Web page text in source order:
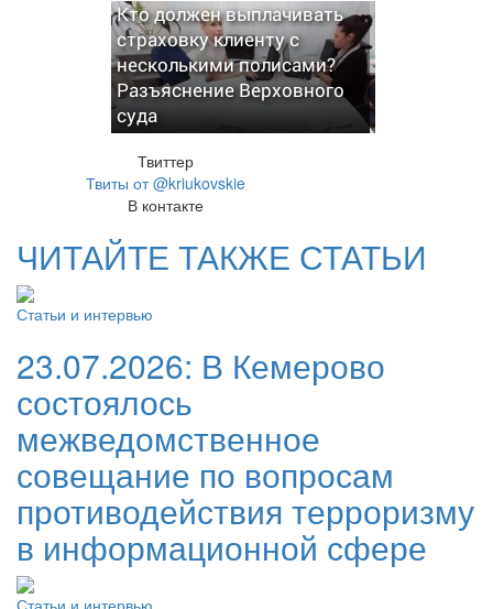
Кто должен выплачивать
страховку клиенту с
несколькими полисами?
Разъяснение Верховного
суда
Твиттер
Твиты от @kriukovskie
В контакте
ЧИТАЙТЕ ТАКЖЕ СТАТЬИ
Статьи и интервью
23.07.2026: В Кемерово
состоялось
межведомственное
совещание по вопросам
противодействия терроризму
в информационной сфере
Статьи и интервью